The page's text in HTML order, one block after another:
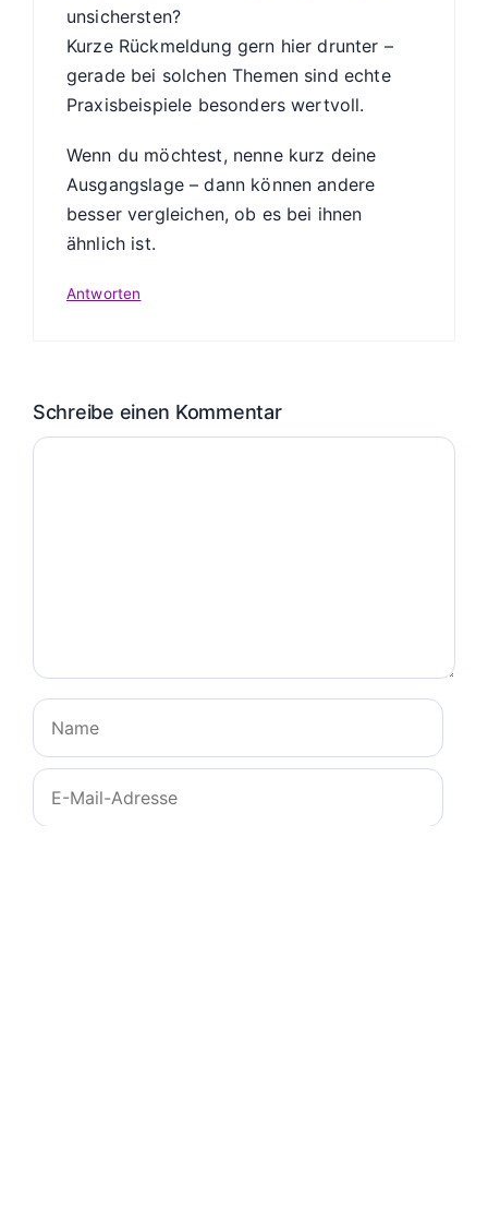
unsichersten?
Kurze Rückmeldung gern hier drunter –
gerade bei solchen Themen sind echte
Praxisbeispiele besonders wertvoll.
Wenn du möchtest, nenne kurz deine
Ausgangslage – dann können andere
besser vergleichen, ob es bei ihnen
ähnlich ist.
Antworten
Schreibe einen Kommentar
Kommentar
Name
E-
Mail-